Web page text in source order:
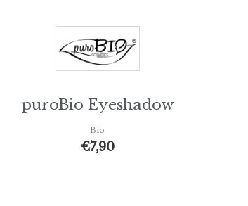
puroBio Eyeshadow
Bio
€7,90